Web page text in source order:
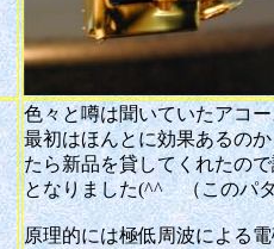
色々と噂は聞いていたアコ
最初はほんとに効果あるの
たら新品を貸してくれたの
となりました(^^ゞ（このパ
原理的には極低周波による